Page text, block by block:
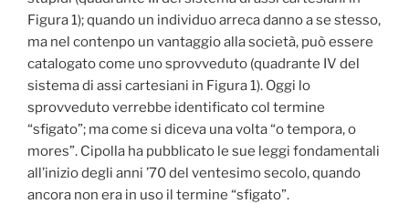
Figura 1); quando un individuo arreca danno a se stesso,
ma nel contenpo un vantaggio alla società, può essere
catalogato come uno sprovveduto (quadrante IV del
sistema di assi cartesiani in Figura 1). Oggi lo
sprovveduto verrebbe identificato col termine
“sfigato”; ma come si diceva una volta “o tempora, o
mores”. Cipolla ha pubblicato le sue leggi fondamentali
all’inizio degli anni ’70 del ventesimo secolo, quando
ancora non era in uso il termine “sfigato”.